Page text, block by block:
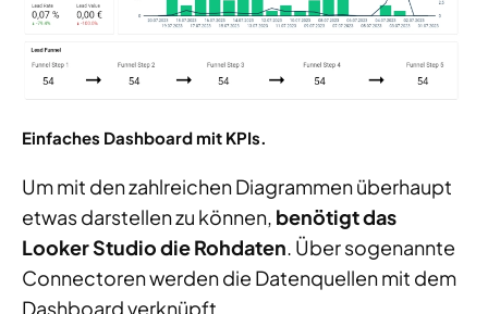
Einfaches Dashboard mit KPIs.
Um mit den zahlreichen Diagrammen überhaupt
etwas darstellen zu können, benötigt das
Looker Studio die Rohdaten. Über sogenannte
Connectoren werden die Datenquellen mit dem
Dashboard verknüpft.